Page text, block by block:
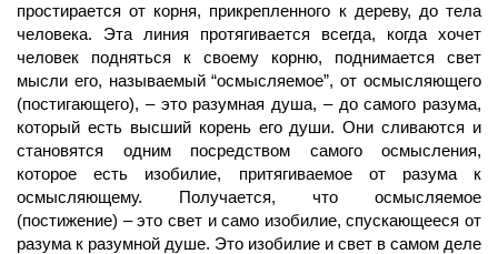
простирается от корня, прикрепленного к дереву, до тела
человека. Эта линия протягивается всегда, когда хочет
человек подняться к своему корню, поднимается свет
мысли его, называемый “осмысляемое”, от осмысляющего
(постигающего), – это разумная душа, – до самого разума,
который есть высший корень его души. Они сливаются и
становятся одним посредством самого осмысления,
которое есть изобилие, притягиваемое от разума к
осмысляющему. Получается, что осмысляемое
(постижение) – это свет и само изобилие, спускающееся от
разума к разумной душе. Это изобилие и свет в самом деле